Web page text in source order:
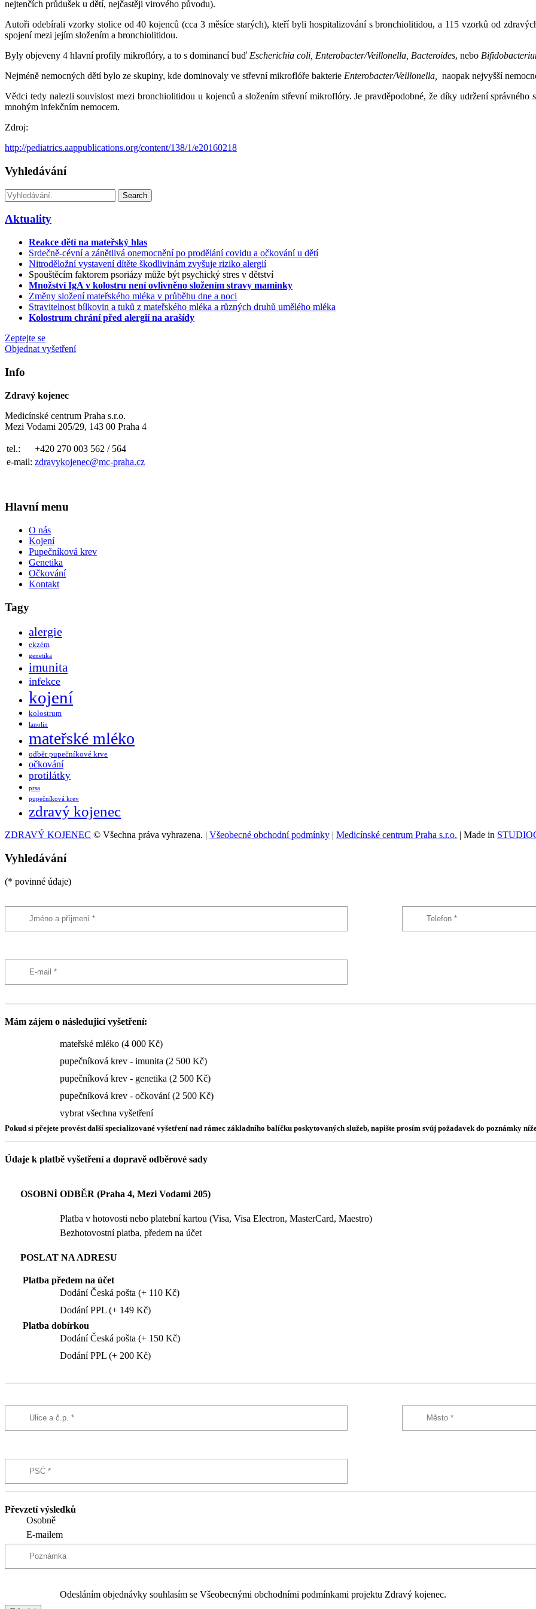
nejtenčích průdušek u dětí, nejčastěji virového původu).
Autoři odebírali vzorky stolice od 40 kojenců (cca 3 měsíce starých), kteří byli hospitalizování s bronchiolitidou, a 115 vzorků od
spojení mezi jejím složením a bronchiolitidou.
Byly objeveny 4 hlavní profily mikroflóry, a to s dominancí buď Escherichia coli, Enterobacter/Veillonella, Bacteroides, nebo
Nejméně nemocných dětí bylo ze skupiny, kde dominovaly ve střevní mikroflóře bakterie Enterobacter/Veillonella, naopak nejvyšší
Vědci tedy nalezli souvislost mezi bronchiolitidou u kojenců a složením střevní mikroflóry. Je pravděpodobné, že díky udržení
mnohým infekčním nemocem.
Zdroj:
http://pediatrics.aappublications.org/content/138/1/e20160218
Vyhledávání
Search
Aktuality
Reakce dětí na mateřský hlas
Srdečně-cévní a zánětlivá onemocnění po prodělání covidu a očkování u dětí
Nitroděložní vystavení dítěte škodlivinám zvyšuje riziko alergií
Spouštěcím faktorem psoriázy může být psychický stres v dětství
Množství IgA v kolostru není ovlivněno složením stravy maminky
Změny složení mateřského mléka v průběhu dne a noci
Stravitelnost bílkovin a tuků z mateřského mléka a různých druhů umělého mléka
Kolostrum chrání před alergií na arašídy
Zeptejte se
Objednat vyšetření
Info
Zdravý kojenec
Medicínské centrum Praha s.r.o.
Mezi Vodami 205/29, 143 00 Praha 4
tel.:
+420 270 003 562 / 564
e-mail: zdravykojenec@mc-praha.cz
Hlavní menu
O nás
Kojení
Pupečníková krev
Genetika
Očkování
Kontakt
Tagy
alergie
ekzém
genetika
imunita
infekce
kojení
kolostrum
lanolin
mateřské mléko
odběr pupečníkové krve
očkování
protilátky
prsa
pupečníková krev
zdravý kojenec
ZDRAVÝ KOJENEC © Všechna práva vyhrazena. | Všeobecné obchodní podmínky | Medicínské centrum Praha s.r.o. | Made in
Vyhledávání
(* povinné údaje)
Mám zájem o následujicí vyšetření:
mateřské mléko (4 000 Kč)
pupečníková krev - imunita (2 500 Kč)
pupečníková krev - genetika (2 500 Kč)
pupečníková krev - očkování (2 500 Kč)
vybrat všechna vyšetření
Pokud si přejete provést další specializované vyšetření nad rámec základního balíčku poskytovaných služeb, napište prosím svůj požadavek do poznámky
Údaje k platbě vyšetření a dopravě odběrové sady
OSOBNÍ ODBĚR (Praha 4, Mezi Vodami 205)
Platba v hotovosti nebo platební kartou (Visa, Visa Electron, MasterCard, Maestro)
Bezhotovostní platba, předem na účet
POSLAT NA ADRESU
Platba předem na účet
Dodání Česká pošta (+ 110 Kč)
Dodání PPL (+ 149 Kč)
Platba dobírkou
Dodání Česká pošta (+ 150 Kč)
Dodání PPL (+ 200 Kč)
Převzetí výsledků
Osobně
E-mailem
Odesláním objednávky souhlasím se Všeobecnými obchodními podmínkami projektu Zdravý kojenec.